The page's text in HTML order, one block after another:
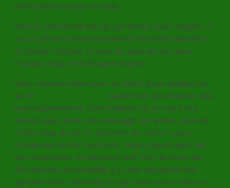
même parfois un peu en fade.
Pour la 1ère fois de ma vie, j’ai réussi à jouer négatif, -1,
sur le golf de Charmeil en partant des boules blanches
en faisant 5 birdies, et sous les yeux de mes amis
Pascale Leduc et Christophe Meynier.
Nous sommes allées avec ma chérie jouer quelque fois
sur le
quand nous descendons dans
notre appartement. C’est d’ailleurs sur le trou 5 des
Volcans que j’ai fait mon seul eagle de l’année. Drive de
275m, coup de 52° en descente de 150m, 1 putt!
Comme sur le PGA Tour loool . Nous y avons aussi fait
une compétition, de Monsieur Golf Tour de notre ami
Eric Merriaux, en scramble à 2, dans une partie très
agréable avec 2 abonnés du Cap. Nous avons réussi à